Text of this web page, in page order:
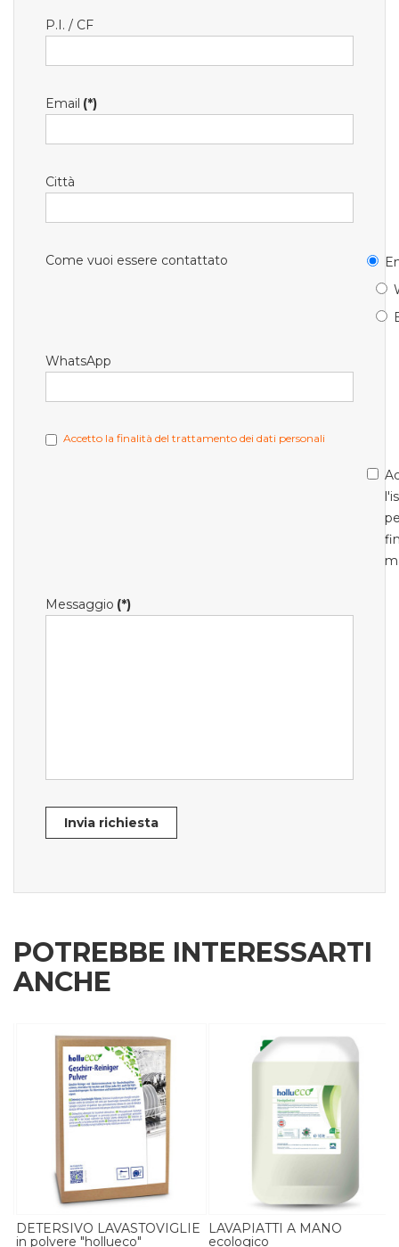
P.I. / CF
Email (*)
Città
Come vuoi essere contattato
WhatsApp
Accetto la finalità del trattamento dei dati personali
Messaggio (*)
Invia richiesta
POTREBBE INTERESSARTI
ANCHE
DETERSIVO LAVASTOVIGLIE
in polvere "hollueco"
LAVAPIATTI A MANO
ecologico